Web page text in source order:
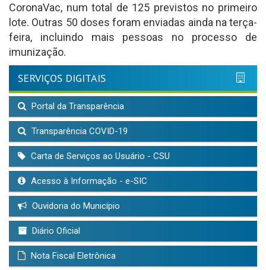
CoronaVac, num total de 125 previstos no primeiro
lote. Outras 50 doses foram enviadas ainda na terça-
feira, incluindo mais pessoas no processo de
imunização.
SERVIÇOS DIGITAIS
Portal da Transparência
Transparência COVID-19
Carta de Serviços ao Usuário - CSU
Acesso à Informação - e-SIC
Ouvidoria do Município
Diário Oficial
Nota Fiscal Eletrônica